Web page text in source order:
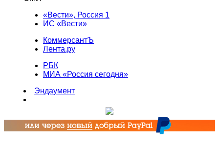
«Вести», Россия 1
ИС «Вести»
КоммерсантЪ
Лента.ру
РБК
МИА «Россия сегодня»
Эндаумент